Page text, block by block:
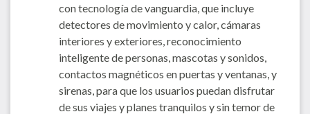
con tecnología de vanguardia, que incluye
detectores de movimiento y calor, cámaras
interiores y exteriores, reconocimiento
inteligente de personas, mascotas y sonidos,
contactos magnéticos en puertas y ventanas, y
sirenas, para que los usuarios puedan disfrutar
de sus viajes y planes tranquilos y sin temor de